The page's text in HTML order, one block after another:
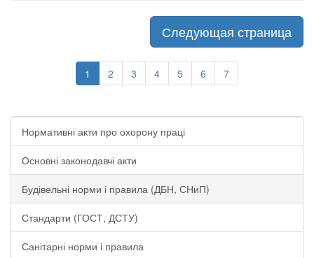
Следующая страница
1 2 3 4 5 6 7
Нормативні акти про охорону праці
Основні законодавчі акти
Будівельні норми і правила (ДБН, СНиП)
Стандарти (ГОСТ, ДСТУ)
Санітарні норми і правила